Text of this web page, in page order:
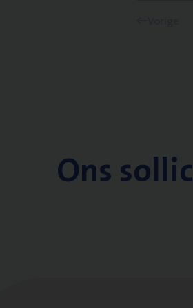
Ons